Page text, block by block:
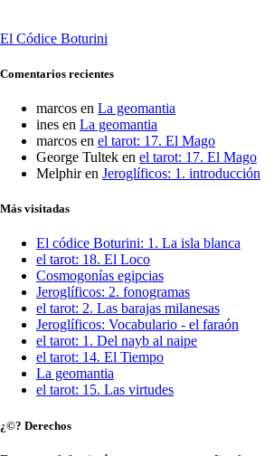
El Códice Boturini
Comentarios recientes
marcos en La geomantia
ines en La geomantia
marcos en el tarot: 17. El Mago
George Tultek en el tarot: 17. El Mago
Melphiren Jeroglíficos: 1. introducción
Más visitadas
El códice Boturini: 1. La isla blanca
el tarot: 18. El Loco
Cosmogonías egipcias
Jeroglíficos: 2. fonogramas
el tarot: 2. Las barajas milanesas
Jeroglíficos: Vocabulario - el faraón
el tarot: 1. Del nayb al naipe
el tarot: 14. El Tiempo
La geomantia
el tarot: 15. Las virtudes
¿©? Derechos